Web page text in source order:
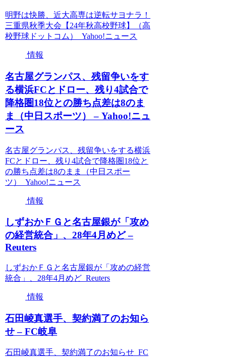
明野は快勝、近大高専は逆転サヨナラ！
三重県秋季大会【24年秋高校野球】（高
校野球ドットコム） Yahoo!ニュース
情報
名古屋グランパス、残留争いをす
る横浜FCとドロー、残り4試合で
降格圏18位との勝ち点差は8のま
ま（中日スポーツ） – Yahoo!ニュ
ース
名古屋グランパス、残留争いをする横浜
FCとドロー、残り4試合で降格圏18位と
の勝ち点差は8のまま（中日スポー
ツ） Yahoo!ニュース
情報
しずおかＦＧと名古屋銀が「攻め
の経営統合」、28年4月めど –
Reuters
しずおかＦＧと名古屋銀が「攻めの経営
統合」、28年4月めど Reuters
情報
石田崚真選手、契約満了のお知ら
せ – FC岐阜
石田崚真選手、契約満了のお知らせ FC